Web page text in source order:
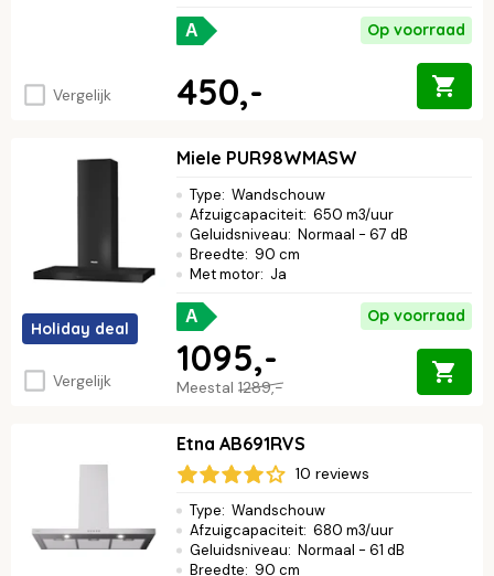
Vergelijk
A Op voorraad
450,-
Holiday deal
Vergelijk
Miele PUR98WMASW
Type: Wandschouw
Afzuigcapaciteit: 650 m3/uur
Geluidsniveau: Normaal - 67 dB
Breedte: 90 cm
Met motor: Ja
A Op voorraad
Meestal 1289,-
1095,-
Etna AB691RVS
10 reviews
Type: Wandschouw
Afzuigcapaciteit: 680 m3/uur
Geluidsniveau: Normaal - 61 dB
Breedte: 90 cm